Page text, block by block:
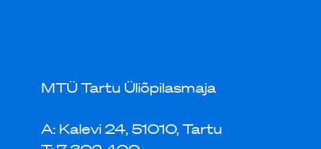
MTÜ Tartu Üliõpilasmaja
A: Kalevi 24, 51010, Tartu